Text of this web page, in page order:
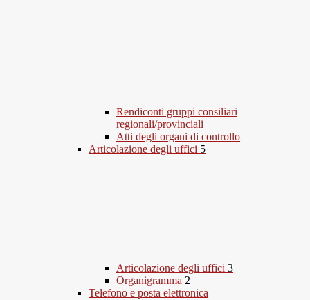
Rendiconti gruppi consiliari
regionali/provinciali
Atti degli organi di controllo
Articolazione degli uffici 5
Articolazione degli uffici 3
Organigramma 2
Telefono e posta elettronica